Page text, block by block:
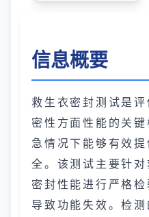
信息概要
救生衣密封测试是
密性方面性能的关
急情况下能够有效
全。该测试主要针
密封性能进行严格
导致功能失效。检